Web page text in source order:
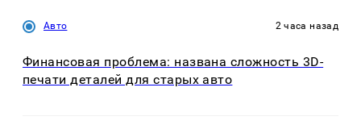
Авто 2 часа назад
Финансовая проблема: названа сложность 3D-
печати деталей для старых авто